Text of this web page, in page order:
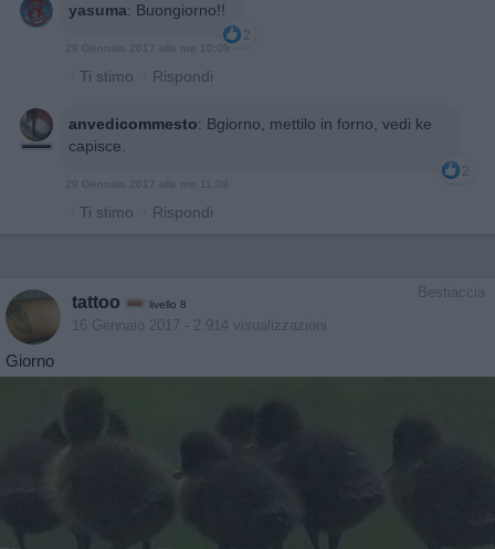
yasuma: Buongiorno!!
2
29 Gennaio 2017 alle ore 10:09
· Ti stimo · Rispondi
anvedicommesto: Bgiorno, mettilo in forno, vedi ke
capisce.
2
29 Gennaio 2017 alle ore 11:09
· Ti stimo · Rispondi
Bestiaccia
tattoo livello 8
16 Gennaio 2017 - 2.914 visualizzazioni
Giorno